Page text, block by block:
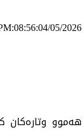
05/2026
هەموو وتارەکان